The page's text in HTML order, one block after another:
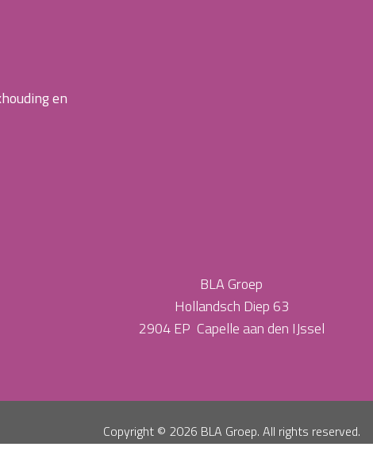
en
BLA Groep
Hollandsch Diep 63
2904 EP Capelle aan den IJssel
Copyright © 2026 BLA Groep. All rights reserved.